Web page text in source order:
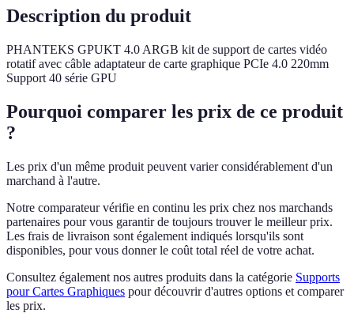
Description du produit
PHANTEKS GPUKT 4.0 ARGB kit de support de cartes vidéo
rotatif avec câble adaptateur de carte graphique PCIe 4.0 220mm
Support 40 série GPU
Pourquoi comparer les prix de ce produit
?
Les prix d'un même produit peuvent varier considérablement d'un
marchand à l'autre.
Notre comparateur vérifie en continu les prix chez nos marchands
partenaires pour vous garantir de toujours trouver le meilleur prix.
Les frais de livraison sont également indiqués lorsqu'ils sont
disponibles, pour vous donner le coût total réel de votre achat.
Consultez également nos autres produits dans la catégorie Supports
pour Cartes Graphiques pour découvrir d'autres options et comparer
les prix.